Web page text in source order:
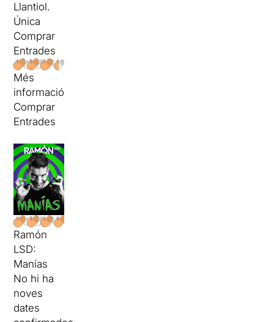
Llantiol.
Única
Comprar
Entrades
Més
informació
Comprar
Entrades
Ramón
LSD:
Manías
No hi ha
noves
dates